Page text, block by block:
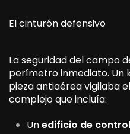
El cinturón defensivo
La seguridad del campo
perímetro inmediato. Un
pieza antiaérea vigilaba
complejo que incluía:
Unedificio de control